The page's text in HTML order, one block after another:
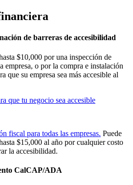
de barreras de accesibilidad
$10,000 por una inspección de
empresa, o por la compra e instalación
que su empresa sea más accesible al
que tu negocio sea accesible
fiscal para todas las empresas. Puede
$15,000 al año por cualquier costo
la accesibilidad.
CalCAP/ADA